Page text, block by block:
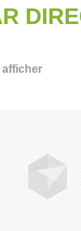
afficher